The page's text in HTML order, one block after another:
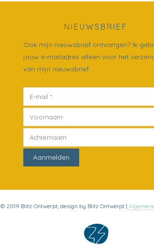
NIEUWSBRIEF
Ook mijn nieuwsbrief ontvangen? Ik
jouw e-mailadres alleen voor het
van mijn nieuwsbrief.
© 2019 Blitz Ontwerpt, design by Blitz Ontwerpt |